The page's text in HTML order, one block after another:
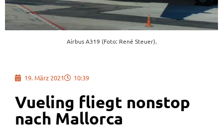
Airbus A319 (Foto: René Steuer).
19. März 2021 10:39
Vueling fliegt nonstop
nach Mallorca